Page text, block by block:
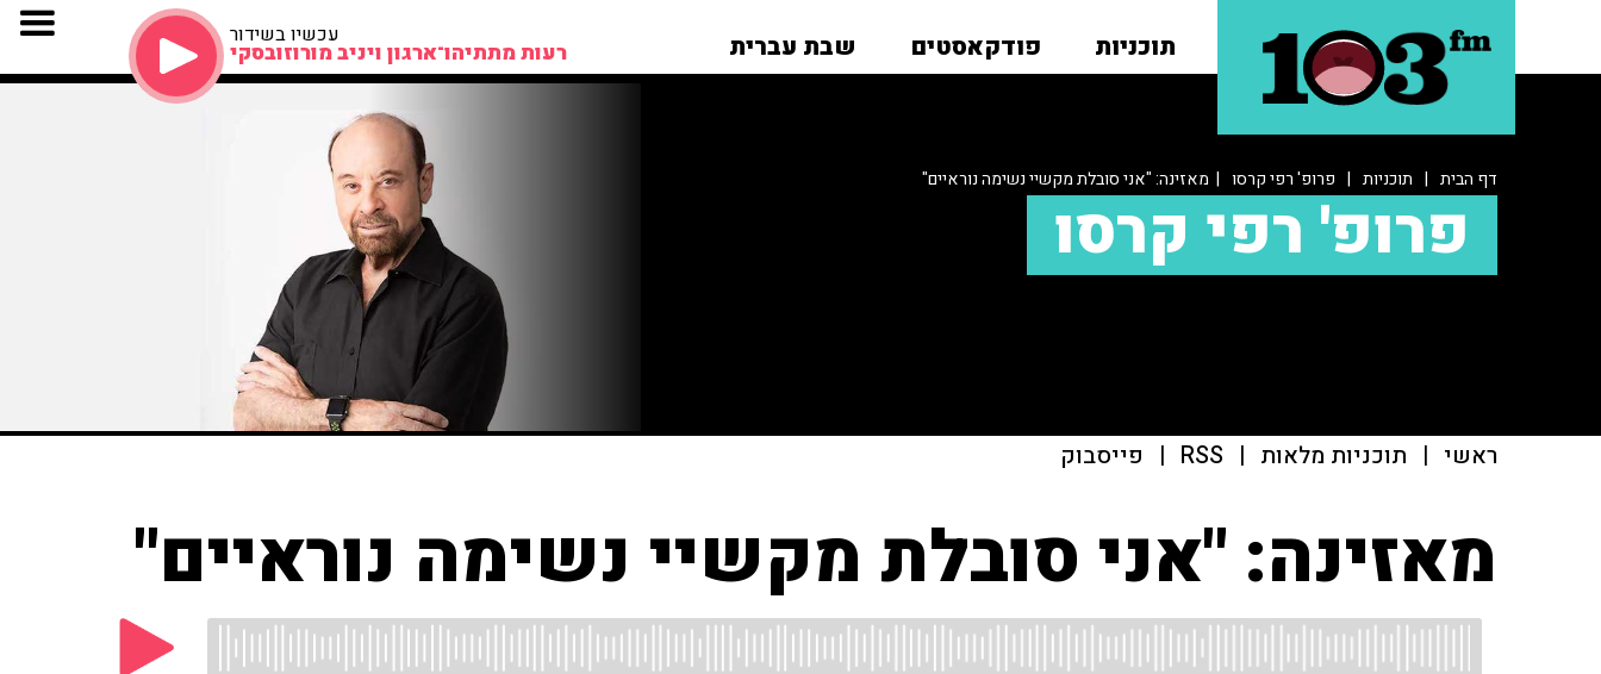
תוכניות פודקאסטים שבת עברית עכשיו בשידור
רעות מתתיהו־ארגון ויניב מורוזובסקי
דף הבית | תוכניות | פרופ' רפי קרסו | מאזינה: "אני סובלת מקשיי נשימה נוראיים"
פרופ' רפי קרסו
ראשי | תוכניות מלאות |
RSS
| פייסבוק
מאזינה: "אני סובלת מקשיי נשימה נוראיים"